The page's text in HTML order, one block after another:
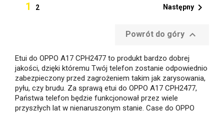
1 2 Następny 
Powrót do góry 
Etui do OPPO A17 CPH2477 to produkt bardzo dobrej
jakości, dzięki któremu Twój telefon zostanie odpowiednio
zabezpieczony przed zagrożeniem takim jak zarysowania,
pyłu, czy brudu. Za sprawą etui do OPPO A17 CPH2477,
Państwa telefon będzie funkcjonował przez wiele
przyszłych lat w nienaruszonym stanie. Case do OPPO